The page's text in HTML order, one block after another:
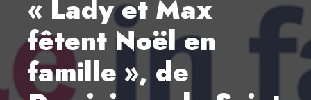
« Lady et Max
fêtent Noël en
famille », de